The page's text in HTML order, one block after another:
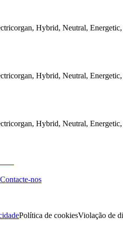
Hybrid, Neutral,
Hybrid, Neutral,
Hybrid, Neutral,
Contacte-nos
Política de cookiesViolação de